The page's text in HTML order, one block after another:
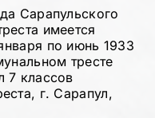
Сарапульского
имеется
по июнь 1933
тресте
7 классов
г. Сарапул,